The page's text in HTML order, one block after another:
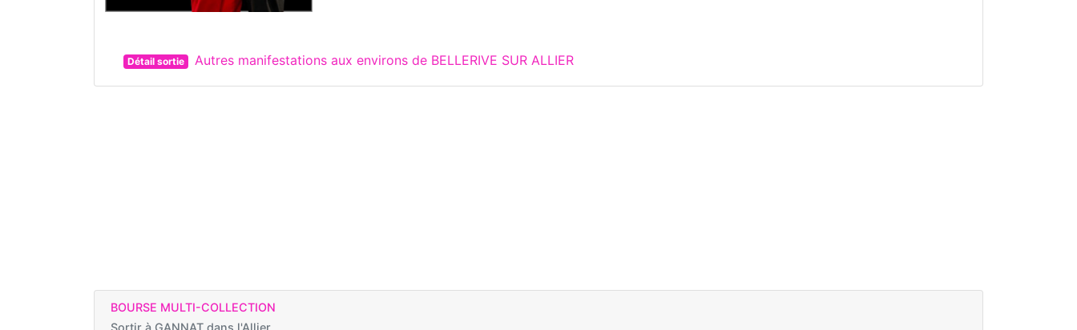
Détail sortie Autres manifestations aux environs de BELLERIVE SUR ALLIER
BOURSE MULTI-COLLECTION